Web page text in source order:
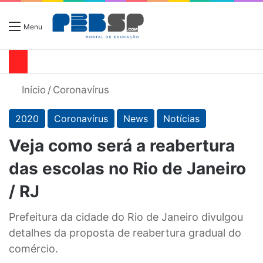
Menu
Início / Coronavírus
2020 Coronavírus News Notícias
Veja como será a reabertura
das escolas no Rio de Janeiro
/ RJ
Prefeitura da cidade do Rio de Janeiro divulgou
detalhes da proposta de reabertura gradual do
comércio.